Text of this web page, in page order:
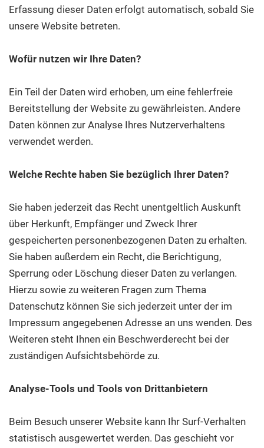
Erfassung dieser Daten erfolgt automatisch, sobald Sie
unsere Website betreten.
Wofür nutzen wir Ihre Daten?
Ein Teil der Daten wird erhoben, um eine fehlerfreie
Bereitstellung der Website zu gewährleisten. Andere
Daten können zur Analyse Ihres Nutzerverhaltens
verwendet werden.
Welche Rechte haben Sie bezüglich Ihrer Daten?
Sie haben jederzeit das Recht unentgeltlich Auskunft
über Herkunft, Empfänger und Zweck Ihrer
gespeicherten personenbezogenen Daten zu erhalten.
Sie haben außerdem ein Recht, die Berichtigung,
Sperrung oder Löschung dieser Daten zu verlangen.
Hierzu sowie zu weiteren Fragen zum Thema
Datenschutz können Sie sich jederzeit unter der im
Impressum angegebenen Adresse an uns wenden. Des
Weiteren steht Ihnen ein Beschwerderecht bei der
zuständigen Aufsichtsbehörde zu.
Analyse-Tools und Tools von Drittanbietern
Beim Besuch unserer Website kann Ihr Surf-Verhalten
statistisch ausgewertet werden. Das geschieht vor